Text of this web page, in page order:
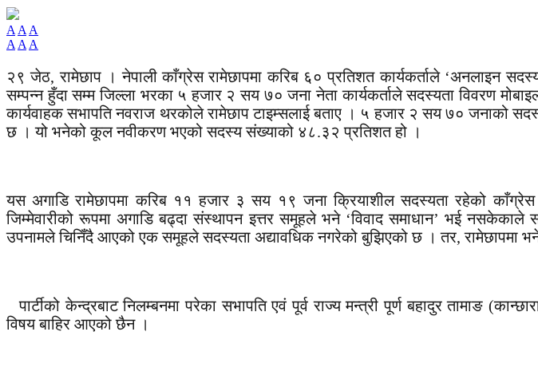
A A A
A A A
२९ जेठ, रामेछाप । नेपाली काँग्रेस रामेछापमा करिब ६० प्रतिशत कार्यकर्ताले ‘अनलाइन
सम्पन्न हुँदा सम्म जिल्ला भरका ५ हजार २ सय ७० जना नेता कार्यकर्ताले सदस्यता विवरण
कार्यवाहक सभापति नवराज थरकोले रामेछाप टाइम्सलाई बताए । ५ हजार २ सय ७० जनाको
छ । यो भनेको कूल नवीकरण भएको सदस्य संख्याको ४८.३२ प्रतिशत हो ।
यस अगाडि रामेछापमा करिब ११ हजार ३ सय १९ जना क्रियाशील सदस्यता रहेको
जिम्मेवारीको रूपमा अगाडि बढ्दा संस्थापन इत्तर समूहले भने ‘विवाद समाधान’ भई
उपनामले चिनिँदै आएको एक समूहले सदस्यता अद्यावधिक नगरेको बुझिएको छ । तर, रामेछापमा
पार्टीको केन्द्रबाट निलम्बनमा परेका सभापति एवं पूर्व राज्य मन्त्री पूर्ण बहादुर तामाङ
विषय बाहिर आएको छैन ।